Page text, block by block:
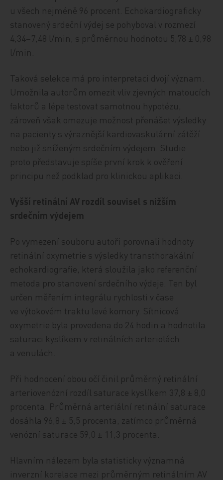
u všech nejméně 96 procent. Echokardiograficky
stanovený srdeční výdej se pohyboval v rozmezí
4,34–7,48 l/min, s průměrnou hodnotou 5,78 ± 0,98
l/min.
Taková selekce má pro interpretaci dvojí význam.
Umožnila autorům omezit vliv zjevných matoucích
faktorů a lépe testovat samotnou hypotézu,
zároveň však omezuje možnost přenášet výsledky
na pacienty s výraznější kardiovaskulární zátěží
nebo již sníženým srdečním výdejem. Studie
proto představuje spíše první krok k ověření
principu než podklad pro klinickou aplikaci.
Vyšší retinální AV rozdíl souvisel s nižším
srdečním výdejem
Po vymezení souboru autoři porovnali hodnoty
retinální oxymetrie s výsledky transthorakální
echokardiografie, která sloužila jako referenční
metoda pro stanovení srdečního výdeje. Ten byl
určen měřením integrálu rychlosti v čase
ve výtokovém traktu levé komory. Sítnicová
oxymetrie byla provedena do 24 hodin a hodnotila
saturaci kyslíkem v retinálních arteriolách
a venulách.
Při hodnocení obou očí činil průměrný retinální
arteriovenózní rozdíl saturace kyslíkem 37,8 ± 8,0
procenta. Průměrná arteriální retinální saturace
dosáhla 96,8 ± 5,5 procenta, zatímco průměrná
venózní saturace 59,0 ± 11,3 procenta.
Hlavním nálezem byla statisticky významná
inverzní korelace mezi průměrným retinálním AV